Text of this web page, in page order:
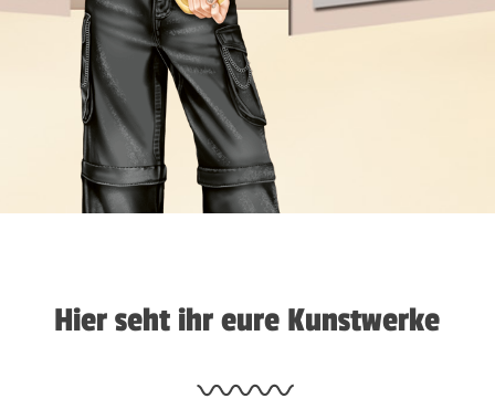
Hier seht ihr eure Kunstwerke